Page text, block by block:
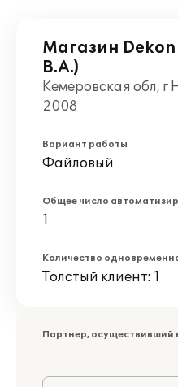
Магазин
В.А.)
Кемеровская обл, г
2008
Вариант работы
Файловый
Общее число
1
Количество
Толстый клиент: 1
Партнер, осуществивший